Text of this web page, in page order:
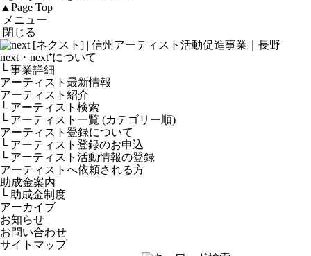
▲ Page Top
メニュー
閉じる
next・next⁺について
└ 事業詳細
アーティスト最新情報
アーティスト紹介
└ アーティスト検索
└ アーティスト一覧 (カテゴリー順)
アーティスト登録について
└ アーティスト登録のお申込
└ アーティスト活動情報の登録
アーティストへ依頼される方
助成金案内
└ 助成金制度
アーカイブ
お知らせ
お問い合わせ
サイトマップ